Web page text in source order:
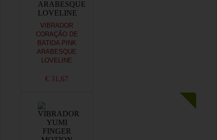
VIBRADOR
CORAÇÃO DE
BATIDA PINK
ARABESQUE
LOVELINE
€ 31,67